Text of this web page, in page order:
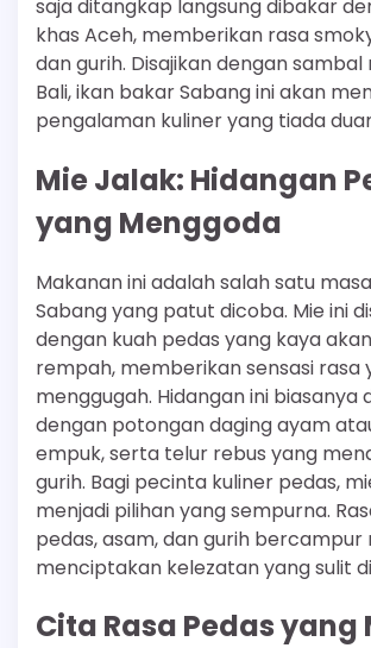
saja ditangkap langsung dibakar
khas Aceh, memberikan rasa
dan gurih. Disajikan dengan
Bali, ikan bakar Sabang ini akan
pengalaman kuliner yang tiada
Mie Jalak: Hidangan
yang Menggoda
Makanan ini adalah salah satu
Sabang yang patut dicoba. Mie ini
dengan kuah pedas yang kaya
rempah, memberikan sensasi rasa
menggugah. Hidangan ini biasanya
dengan potongan daging ayam
empuk, serta telur rebus yang
gurih. Bagi pecinta kuliner pedas,
menjadi pilihan yang sempurna.
pedas, asam, dan gurih bercampur
menciptakan kelezatan yang sulit
Cita Rasa Pedas yang